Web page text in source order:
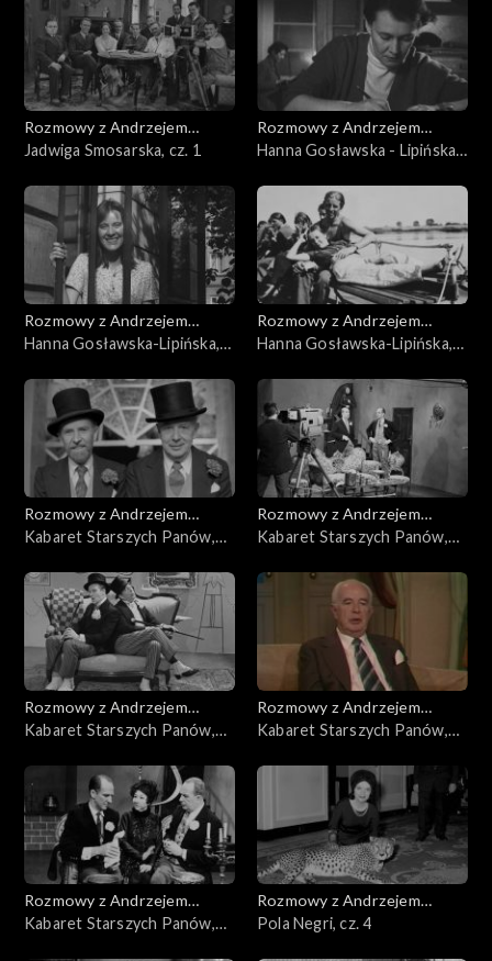
Rozmowy z Andrzejem
Doboszem
Jadwiga Smosarska, cz. 1
Rozmowy z Andrzejem
Doboszem
Hanna Gosławska - Lipińska,
Rozmowy z Andrzejem
Doboszem
Hanna Gosławska-Lipińska,
Rozmowy z Andrzejem
Doboszem
Hanna Gosławska-Lipińska,
Rozmowy z Andrzejem
Doboszem
Kabaret Starszych Panów,
Rozmowy z Andrzejem
Doboszem
Kabaret Starszych Panów,
Rozmowy z Andrzejem
Doboszem
Kabaret Starszych Panów,
Rozmowy z Andrzejem
Doboszem
Kabaret Starszych Panów,
Rozmowy z Andrzejem
Doboszem
Kabaret Starszych Panów,
Rozmowy z Andrzejem
Doboszem
Pola Negri, cz. 4